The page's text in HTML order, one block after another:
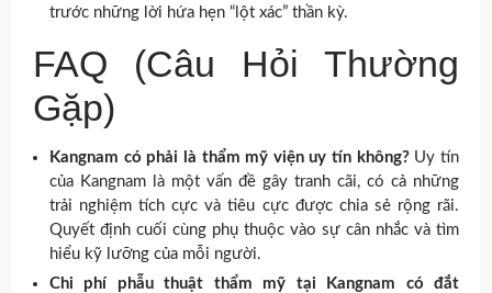
trước những lời hứa hẹn “lột xác” thần kỳ.
FAQ (Câu Hỏi Thường
Gặp)
Kangnam có phải là thẩm mỹ viện uy tín không?Uy tín
của Kangnam là một vấn đề gây tranh cãi, có cả những
trải nghiệm tích cực và tiêu cực được chia sẻ rộng rãi.
Quyết định cuối cùng phụ thuộc vào sự cân nhắc và tìm
hiểu kỹ lưỡng của mỗi người.
Chi phí phẫu thuật thẩm mỹ tại Kangnam có đắt